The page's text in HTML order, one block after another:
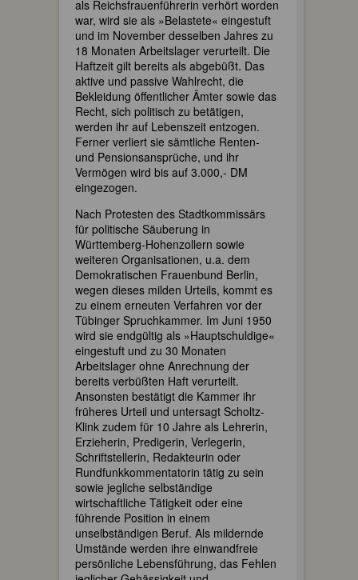
als Reichsfrauenführerin verhört worden
war, wird sie als »Belastete« eingestuft
und im November desselben Jahres zu
18 Monaten Arbeitslager verurteilt. Die
Haftzeit gilt bereits als abgebüßt. Das
aktive und passive Wahlrecht, die
Bekleidung öffentlicher Ämter sowie das
Recht, sich politisch zu betätigen,
werden ihr auf Lebenszeit entzogen.
Ferner verliert sie sämtliche Renten-
und Pensionsansprüche, und ihr
Vermögen wird bis auf 3.000,- DM
eingezogen.
Nach Protesten des Stadtkommissärs
für politische Säuberung in
Württemberg-Hohenzollern sowie
weiteren Organisationen, u.a. dem
Demokratischen Frauenbund Berlin,
wegen dieses milden Urteils, kommt es
zu einem erneuten Verfahren vor der
Tübinger Spruchkammer. Im Juni 1950
wird sie endgültig als »Hauptschuldige«
eingestuft und zu 30 Monaten
Arbeitslager ohne Anrechnung der
bereits verbüßten Haft verurteilt.
Ansonsten bestätigt die Kammer ihr
früheres Urteil und untersagt Scholtz-
Klink zudem für 10 Jahre als Lehrerin,
Erzieherin, Predigerin, Verlegerin,
Schriftstellerin, Redakteurin oder
Rundfunkkommentatorin tätig zu sein
sowie jegliche selbständige
wirtschaftliche Tätigkeit oder eine
führende Position in einem
unselbständigen Beruf. Als mildernde
Umstände werden ihre einwandfreie
persönliche Lebensführung, das Fehlen